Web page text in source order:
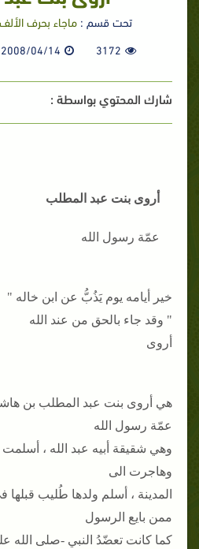
تحت قسم : ماجاء بحرف
3172
2008/04/14
شارك المحتوي بواسطة :
أروى بنت عبد المطلب
عمّة رسول الله
خير أيامه يوم يَذُبُّ عن ابن خاله "
" وقد جاء بالحق من عند الله
أروى
هي أروى بنت عبد المطلب بن
عمّة رسول الله
وهي شقيقة أبيه عبد الله ،
وهاجرت الى
المدينة ، أسلم ولدها طُليب قبلها
ممن بايع الرسول
كما كانت تعضّدُ النبي -صلى الله